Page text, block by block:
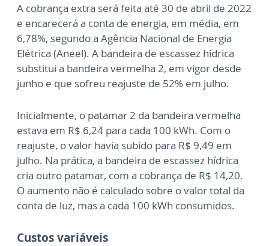
A cobrança extra será feita até 30 de abril de 2022
e encarecerá a conta de energia, em média, em
6,78%, segundo a Agência Nacional de Energia
Elétrica (Aneel). A bandeira de escassez hídrica
substitui a bandeira vermelha 2, em vigor desde
junho e que sofreu reajuste de 52% em julho.
Inicialmente, o patamar 2 da bandeira vermelha
estava em R$ 6,24 para cada 100 kWh. Com o
reajuste, o valor havia subido para R$ 9,49 em
julho. Na prática, a bandeira de escassez hídrica
cria outro patamar, com a cobrança de R$ 14,20.
O aumento não é calculado sobre o valor total da
conta de luz, mas a cada 100 kWh consumidos.
Custos variáveis